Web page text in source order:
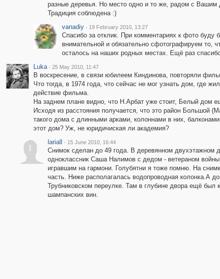
разные деревья. Но место одно и то же, радом с Вашим
Традиция соблюдена :)
vanadiy · 19 February 2010, 13:27
Спасибо за отклик. При комментариях к фото буду
внимательной и обязательно сфотографируем то,
осталось на наших родных местах. Ещё раз
Luka · 25 May 2010, 11:47
В воскресение, в связи юбилеем Киндинова, повторяли
Что тогда, в 1974 года, что сейчас не мог узнать дом, где
действие фильма.
На заднем плане видно, что Н.Арбат уже стоит, Белый дом
Исходя из расстояния получается, что это район Большой
такого дома с длинными арками, колоннами в них,
этот дом? Уж, не юридичиская ли академия?
lariall · 15 June 2010, 16:44
Снимок сделан до 49 года. В деревянном двухэтажном
одноклассник Саша Налимов с дедом - ветераном
игравшим на гармони. Голубятни я тоже помню. На
часть. Ниже располагалась водопроводная колонка.А
Трубниковском переулке. Там в глубине двора ещё был
шампанских вин.